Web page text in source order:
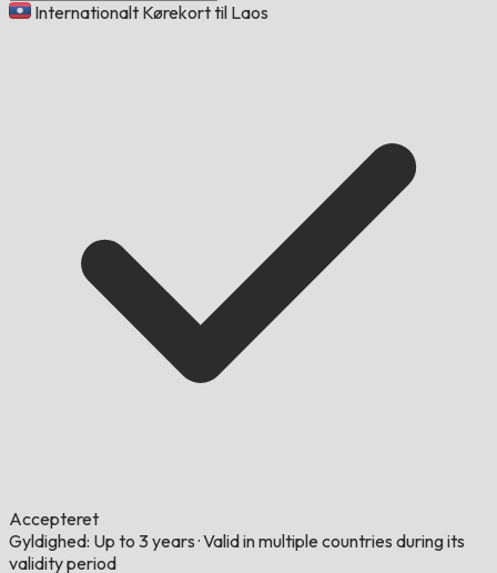
Internationalt Kørekort til Laos
Accepteret
Gyldighed: Up to 3 years ·Valid in multiple countries during its
validity period